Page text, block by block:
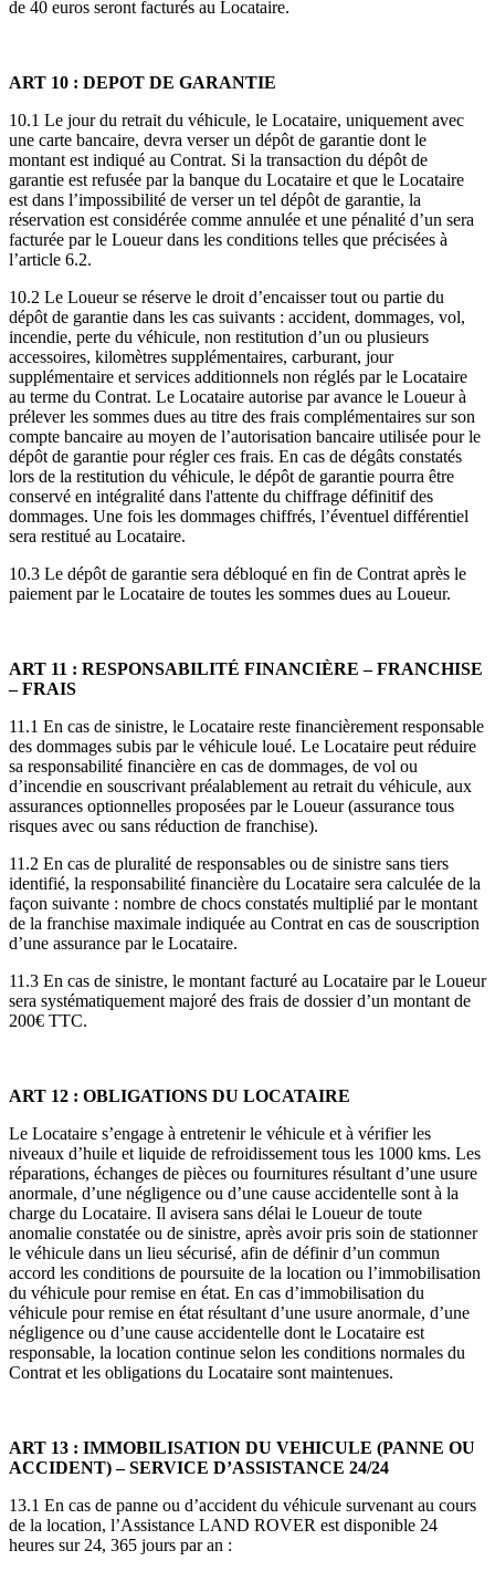
de 40 euros seront facturés au Locataire.
ART 10 : DEPOT DE GARANTIE
10.1 Le jour du retrait du véhicule, le Locataire, uniquement avec
une carte bancaire, devra verser un dépôt de garantie dont le
montant est indiqué au Contrat. Si la transaction du dépôt de
garantie est refusée par la banque du Locataire et que le Locataire
est dans l’impossibilité de verser un tel dépôt de garantie, la
réservation est considérée comme annulée et une pénalité d’un sera
facturée par le Loueur dans les conditions telles que précisées à
l’article 6.2.
10.2 Le Loueur se réserve le droit d’encaisser tout ou partie du
dépôt de garantie dans les cas suivants : accident, dommages, vol,
incendie, perte du véhicule, non restitution d’un ou plusieurs
accessoires, kilomètres supplémentaires, carburant, jour
supplémentaire et services additionnels non réglés par le Locataire
au terme du Contrat. Le Locataire autorise par avance le Loueur à
prélever les sommes dues au titre des frais complémentaires sur son
compte bancaire au moyen de l’autorisation bancaire utilisée pour le
dépôt de garantie pour régler ces frais. En cas de dégâts constatés
lors de la restitution du véhicule, le dépôt de garantie pourra être
conservé en intégralité dans l'attente du chiffrage définitif des
dommages. Une fois les dommages chiffrés, l’éventuel différentiel
sera restitué au Locataire.
10.3 Le dépôt de garantie sera débloqué en fin de Contrat après le
paiement par le Locataire de toutes les sommes dues au Loueur.
ART 11 : RESPONSABILITÉ FINANCIÈRE – FRANCHISE
– FRAIS
11.1 En cas de sinistre, le Locataire reste financièrement responsable
des dommages subis par le véhicule loué. Le Locataire peut réduire
sa responsabilité financière en cas de dommages, de vol ou
d’incendie en souscrivant préalablement au retrait du véhicule, aux
assurances optionnelles proposées par le Loueur (assurance tous
risques avec ou sans réduction de franchise).
11.2 En cas de pluralité de responsables ou de sinistre sans tiers
identifié, la responsabilité financière du Locataire sera calculée de la
façon suivante : nombre de chocs constatés multiplié par le montant
de la franchise maximale indiquée au Contrat en cas de souscription
d’une assurance par le Locataire.
11.3 En cas de sinistre, le montant facturé au Locataire par le Loueur
sera systématiquement majoré des frais de dossier d’un montant de
200€ TTC.
ART 12 : OBLIGATIONS DU LOCATAIRE
Le Locataire s’engage à entretenir le véhicule et à vérifier les
niveaux d’huile et liquide de refroidissement tous les 1000 kms. Les
réparations, échanges de pièces ou fournitures résultant d’une usure
anormale, d’une négligence ou d’une cause accidentelle sont à la
charge du Locataire. Il avisera sans délai le Loueur de toute
anomalie constatée ou de sinistre, après avoir pris soin de stationner
le véhicule dans un lieu sécurisé, afin de définir d’un commun
accord les conditions de poursuite de la location ou l’immobilisation
du véhicule pour remise en état. En cas d’immobilisation du
véhicule pour remise en état résultant d’une usure anormale, d’une
négligence ou d’une cause accidentelle dont le Locataire est
responsable, la location continue selon les conditions normales du
Contrat et les obligations du Locataire sont maintenues.
ART 13 : IMMOBILISATION DU VEHICULE (PANNE OU
ACCIDENT) – SERVICE D’ASSISTANCE 24/24
13.1 En cas de panne ou d’accident du véhicule survenant au cours
de la location, l’Assistance LAND ROVER est disponible 24
heures sur 24, 365 jours par an :